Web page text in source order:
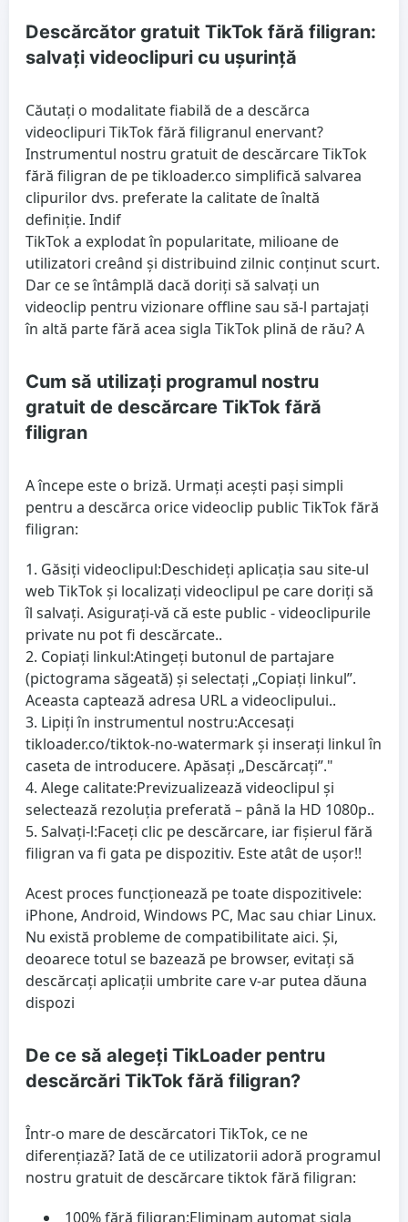
Descărcător gratuit TikTok fără filigran:
salvați videoclipuri cu ușurință
Căutați o modalitate fiabilă de a descărca
videoclipuri TikTok fără filigranul enervant?
Instrumentul nostru gratuit de descărcare TikTok
fără filigran de pe tikloader.co simplifică salvarea
clipurilor dvs. preferate la calitate de înaltă
definiție. Indif
TikTok a explodat în popularitate, milioane de
utilizatori creând și distribuind zilnic conținut scurt.
Dar ce se întâmplă dacă doriți să salvați un
videoclip pentru vizionare offline sau să-l partajați
în altă parte fără acea sigla TikTok plină de rău? A
Cum să utilizați programul nostru
gratuit de descărcare TikTok fără
filigran
A începe este o briză. Urmați acești pași simpli
pentru a descărca orice videoclip public TikTok fără
filigran:
Găsiți videoclipul:Deschideți aplicația sau site-ul
web TikTok și localizați videoclipul pe care doriți să
îl salvați. Asigurați-vă că este public - videoclipurile
private nu pot fi descărcate..
Copiați linkul:Atingeți butonul de partajare
(pictograma săgeată) și selectați „Copiați linkul”.
Aceasta captează adresa URL a videoclipului..
Lipiți în instrumentul nostru:Accesați
tikloader.co/tiktok-no-watermark și inserați linkul în
caseta de introducere. Apăsați „Descărcați”."
Alege calitate:Previzualizează videoclipul și
selectează rezoluția preferată – până la HD 1080p..
Salvați-l:Faceți clic pe descărcare, iar fișierul fără
filigran va fi gata pe dispozitiv. Este atât de ușor!!
Acest proces funcționează pe toate dispozitivele:
iPhone, Android, Windows PC, Mac sau chiar Linux.
Nu există probleme de compatibilitate aici. Și,
deoarece totul se bazează pe browser, evitați să
descărcați aplicații umbrite care v-ar putea dăuna
dispozi
De ce să alegeți TikLoader pentru
descărcări TikTok fără filigran?
Într-o mare de descărcatori TikTok, ce ne
diferențiază? Iată de ce utilizatorii adoră programul
nostru gratuit de descărcare tiktok fără filigran:
100% fără filigran:Eliminam automat sigla